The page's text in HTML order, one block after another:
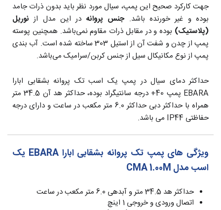
جهت کارکرد صحیح این پمپ، سیال مورد نظر باید بدون ذرات جامد
بوده و غیر خورنده باشد. جنس پروانه در این مدل از نوریل
(پلاستیک) بوده و در مقابل ذرات مقاوم نمی‌باشد. همچنین پوسته
پمپ از چدن و شفت آن از استیل 303 ساخته شده است. آب بندی
پمپ از نوع مکانیکال سیل از جنس کربن/سرامیک می‌باشد.
حداکثر دمای سیال در پمپ یک اسب تک پروانه بشقابی ابارا
EBARA پمپ 40+ درجه سانتیگراد بوده، حداکثر هد آن 34.5 متر
همراه با حداکثر دبی حداکثر 6.0 متر مکعب در ساعت و دارای درجه
حفاظتی IP44 می باشد.
ویژگی های پمپ تک پروانه بشقابی ابارا EBARA یک
اسب مدل CMA 1.00M
حداکثر هد 34.5 متر و آبدهی 6.0 متر مکعب در ساعت
اتصال ورودی و خروجی 1 اینچ